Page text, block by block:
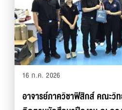
16 ก.ค. 2026
อาจารย์ภาควิชาฟิสิกส์ คณะวิ